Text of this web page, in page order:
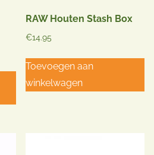
RAW Houten Stash Box
€14.95
Toevoegen aan
winkelwagen